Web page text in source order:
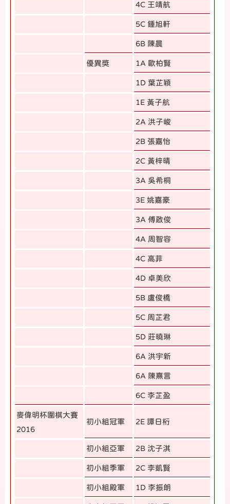
4C 王靖航
5C 鍾旭軒
6B 陳晨
優異獎 1A 歐柏賢
1D 葉芷穎
1E 黃子航
2A 洪子峻
2B 張嘉怡
2C 黃梓晴
3A 吳希桐
3E 姚嘉豪
3A 傅啟俊
4A 周智容
4C 高菲
4D 卓美欣
5B 盧俊橋
5C 周芷君
5D 莊曉琳
6A 洪宇新
6A 陳熹言
6C 李芷盈
麥偉明杯圍棋大賽
2016
初小組冠軍 2E 譚日桁
初小組亞軍 2B 沈子淇
初小組季軍 2C 李凱賢
初小組殿軍 1D 李振朗